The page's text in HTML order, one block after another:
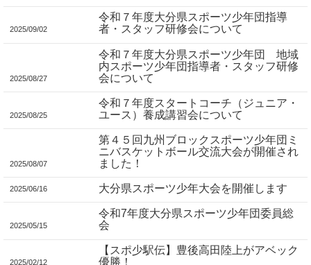
令和７年度大分県スポーツ少年団指導
者・スタッフ研修会について
2025/09/02
令和７年度大分県スポーツ少年団 地域
内スポーツ少年団指導者・スタッフ研修
会について
2025/08/27
令和７年度スタートコーチ（ジュニア・
ユース）養成講習会について
2025/08/25
第４５回九州ブロックスポーツ少年団ミ
ニバスケットボール交流大会が開催され
ました！
2025/08/07
大分県スポーツ少年大会を開催します
2025/06/16
令和7年度大分県スポーツ少年団委員総
会
2025/05/15
【スポ少駅伝】豊後高田陸上がアベック
優勝！
2025/02/12